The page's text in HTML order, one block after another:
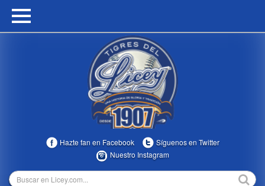
HOME
MULTIMEDIA
Hazte fan en Facebook
Síguenos en Twitter
Nuestro Instagram